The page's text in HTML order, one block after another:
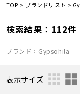
TOP > ブランドリスト >
検索結果：112件
ブランド：Gypsohila
表示サイズ